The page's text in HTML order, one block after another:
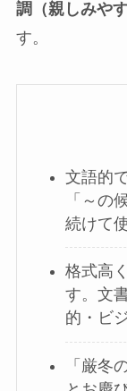
調（親しみやす
す。
文語的
「～の
続けて
格式高
す。文
的・ビ
「厳冬